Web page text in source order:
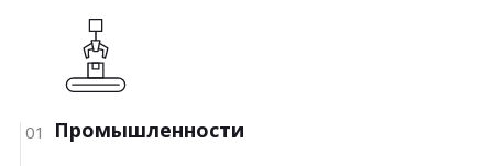
01 Промышленности